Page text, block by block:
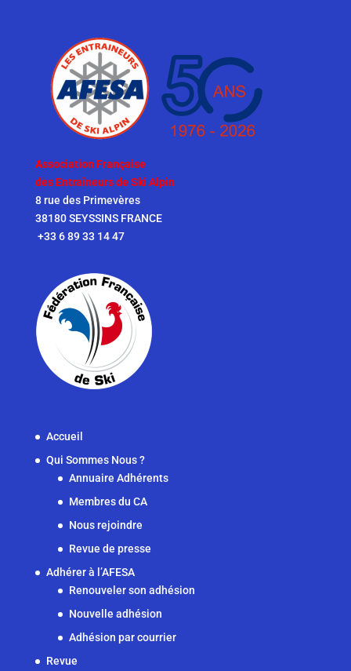
Association Française
des Entraîneurs de Ski Alpin
8 rue des Primevères
38180 SEYSSINS FRANCE
+33 6 89 33 14 47
Accueil
Qui Sommes Nous ?
Annuaire Adhérents
Membres du CA
Nous rejoindre
Revue de presse
Adhérer à l’AFESA
Renouveler son adhésion
Nouvelle adhésion
Adhésion par courrier
Revue